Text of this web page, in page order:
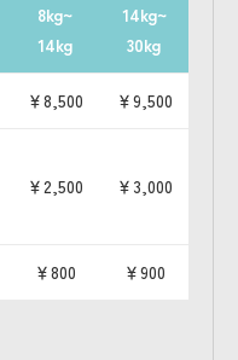
8kg~
14kg
14kg~
30kg
￥8,500 ￥9,500
￥2,500 ￥3,000
￥800 ￥900